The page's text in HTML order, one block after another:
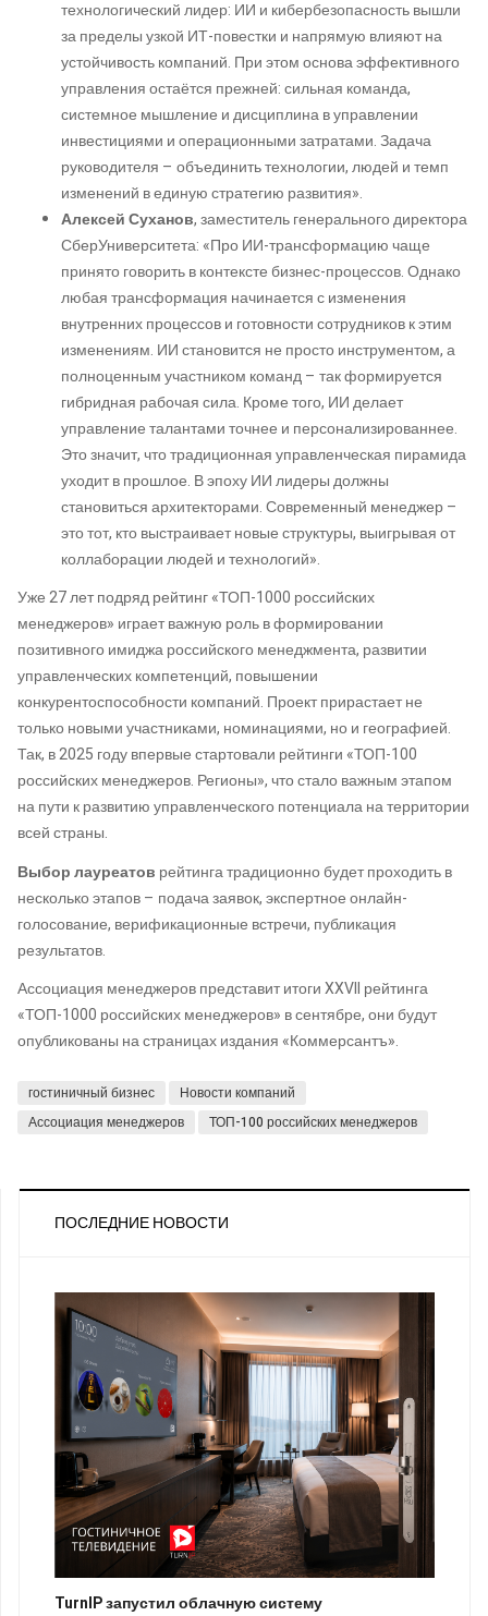
технологический лидер: ИИ и кибербезопасность вышли
за пределы узкой ИТ-повестки и напрямую влияют на
устойчивость компаний. При этом основа эффективного
управления остаётся прежней: сильная команда,
системное мышление и дисциплина в управлении
инвестициями и операционными затратами. Задача
руководителя – объединить технологии, людей и темп
изменений в единую стратегию развития».
Алексей Суханов, заместитель генерального директора
СберУниверситета: «Про ИИ-трансформацию чаще
принято говорить в контексте бизнес-процессов. Однако
любая трансформация начинается с изменения
внутренних процессов и готовности сотрудников к этим
изменениям. ИИ становится не просто инструментом, а
полноценным участником команд – так формируется
гибридная рабочая сила. Кроме того, ИИ делает
управление талантами точнее и персонализированнее.
Это значит, что традиционная управленческая пирамида
уходит в прошлое. В эпоху ИИ лидеры должны
становиться архитекторами. Современный менеджер –
это тот, кто выстраивает новые структуры, выигрывая от
коллаборации людей и технологий».
Уже 27 лет подряд рейтинг «ТОП-1000 российских
менеджеров» играет важную роль в формировании
позитивного имиджа российского менеджмента, развитии
управленческих компетенций, повышении
конкурентоспособности компаний. Проект прирастает не
только новыми участниками, номинациями, но и географией.
Так, в 2025 году впервые стартовали рейтинги «ТОП-100
российских менеджеров. Регионы», что стало важным этапом
на пути к развитию управленческого потенциала на территории
всей страны.
Выбор лауреатов рейтинга традиционно будет проходить в
несколько этапов – подача заявок, экспертное онлайн-
голосование, верификационные встречи, публикация
результатов.
Ассоциация менеджеров представит итоги XXVII рейтинга
«ТОП-1000 российских менеджеров» в сентябре, они будут
опубликованы на страницах издания «Коммерсантъ».
гостиничный бизнес
Новости компаний
Ассоциация менеджеров
ТОП-100 российских менеджеров
ПОСЛЕДНИЕ НОВОСТИ
TurnIP запустил облачную систему